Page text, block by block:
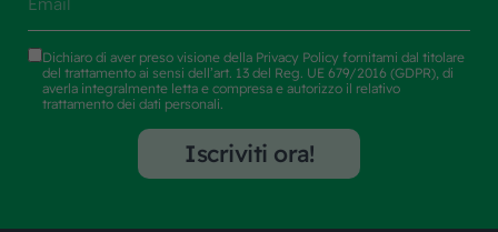
Dichiaro di aver preso visione della Privacy Policy fornitami dal titolare
del trattamento ai sensi dell’art. 13 del Reg. UE 679/2016 (GDPR), di
averla integralmente letta e compresa e autorizzo il relativo
trattamento dei dati personali.
Iscriviti ora!